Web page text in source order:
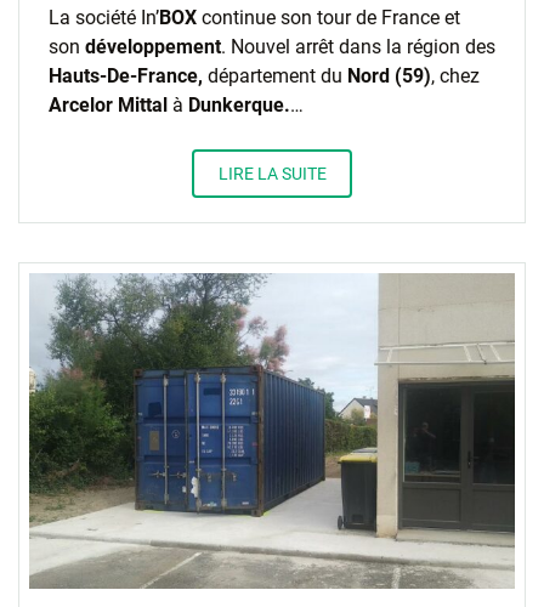
La société In’BOX continue son tour de France et
son développement. Nouvel arrêt dans la région des
Hauts-De-France, département du Nord (59), chez
Arcelor Mittal à Dunkerque.…
LIRE LA SUITE